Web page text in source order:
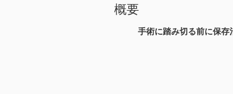
概要
手術に踏み切る前に保